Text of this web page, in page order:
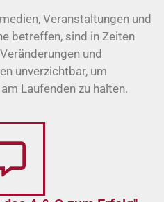
Veranstaltungen und
betreffen, sind in Zeiten
und
unverzichtbar, um
Laufenden zu halten.